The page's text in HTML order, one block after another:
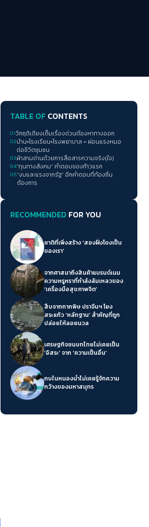
TABLE OF CONTENTS
01วิกฤติเตียงเต็มเรื่องด่วนต้องหาทางออก
02บ้าน+โรงเรียน+โรงพยาบาล = ผ่อนแรงหมอ
ต่อชีวิตชุมชน
03ฝ่าสามด่านด้วยการสื่อสารความจริง(ใจ)
04“ทุนทางสังคม” คำตอบของก้าวแรก
05“งบและแรงจากรัฐ” อีกคำตอบที่ท้องถิ่น
ต้องการ
RECOMMENDED FOR YOU
ชาติที่เพิ่งสร้าง ‘สองฝั่งโขงเป็น
ของเรา’
จากศาสนาถึงสินค้าแบรนด์เนม
ความหรูหราที่กำลังล้มเหลวของ
‘เครื่องมือสุขภาพจิต’
สืบจากกากพิษ ปราจีนฯ โยง
สระแก้ว ‘หลักฐาน’ สำคัญที่ถูก
ปล่อยให้ลอยนวล
เศรษฐกิจชนบทไทยไม่เคยเป็น
‘อิสระ’ จาก ‘ความเป็นอื่น’
กบในหนองน้ำไม่เคยรู้จักความ
กว้างของมหาสมุทร